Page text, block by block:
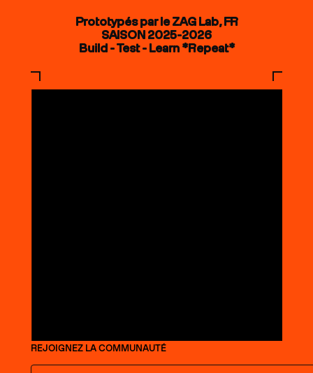
Prototypés par le ZAG Lab, FR
SAISON 2025-2026
Build - Test - Learn *Repeat*
REJOIGNEZ LA COMMUNAUTÉ